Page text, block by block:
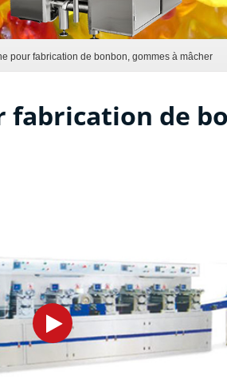
pour fabrication de bonbon, gommes à mâcher
fabrication de